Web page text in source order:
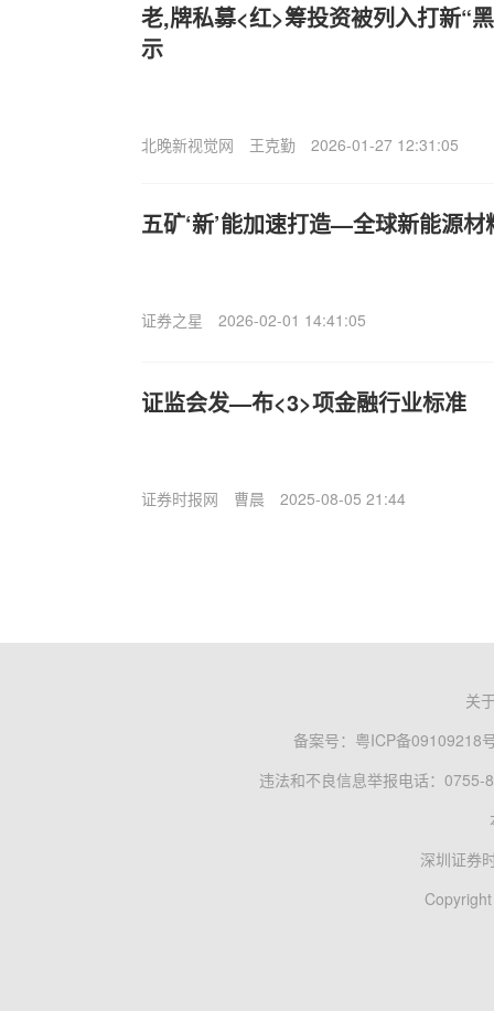
老,牌私募<红>筹投资被列入打新“
示
北晚新视觉网 王克勤 2026-01-27 12:31:05
五矿‘新’能加速打造—全球新能源
证券之星 2026-02-01 14:41:05
证监会发—布<3>项金融行业标准
证券时报网 曹晨 2025-08-05 21:44
关
备案号： 粤ICP备09109218
违法和不良信息举报电话：0755-
深圳证券